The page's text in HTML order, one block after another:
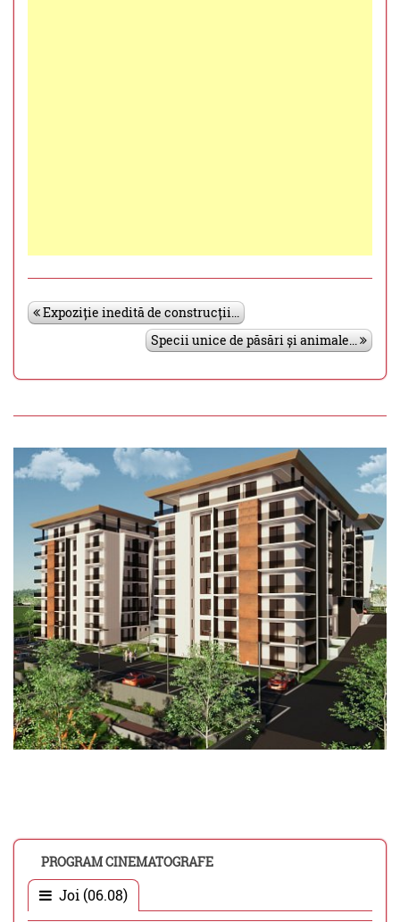
Expoziție inedită de construcții...
Specii unice de păsări și animale...
PROGRAM CINEMATOGRAFE
Joi (06.08)